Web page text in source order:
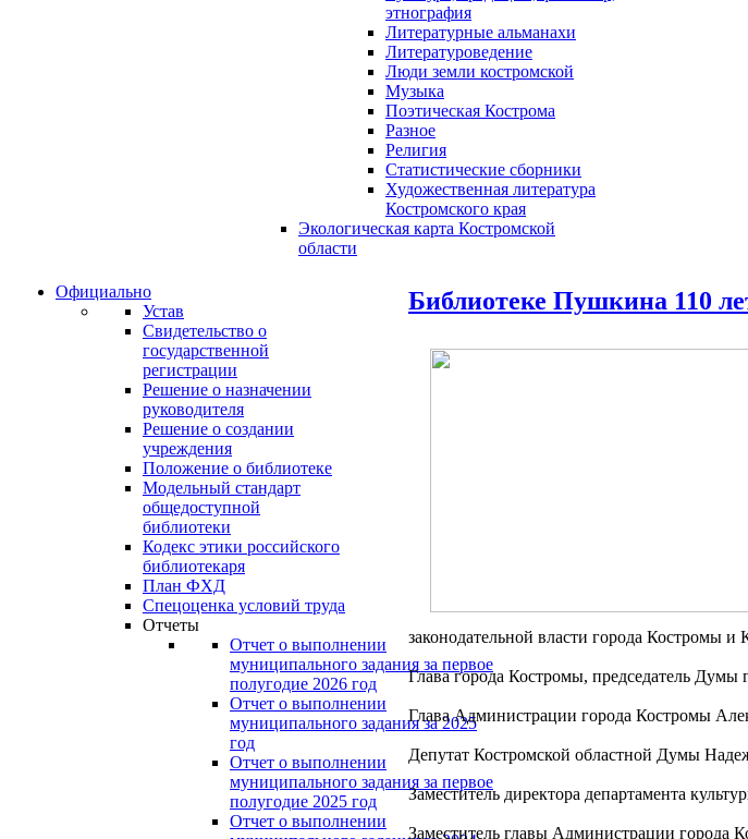
этнография
Литературные альманахи
Литературоведение
Люди земли костромской
Музыка
Поэтическая Кострома
Разное
Религия
Статистические сборники
Художественная литература
Костромского края
Экологическая карта Костромской
области
Официально
Устав
Свидетельство о
государственной
регистрации
Решение о назначении
руководителя
Решение о создании
учреждения
Положение о библиотеке
Модельный стандарт
общедоступной
библиотеки
Кодекс этики российского
библиотекаря
План ФХД
Спецоценка условий труда
Отчеты
Отчет о выполнении
муниципального задания за первое
полугодие 2026 год
Отчет о выполнении
муниципального задания за 2025
год
Отчет о выполнении
муниципального задания за первое
полугодие 2025 год
Отчет о выполнении
Библиотеке Пушкина 110
законодательной власти города Костромы и
Глава города Костромы, председатель
Глава Администрации города Костромы
Депутат Костромской областной Думы
Заместитель директора департамента
Заместитель главы Администрации города